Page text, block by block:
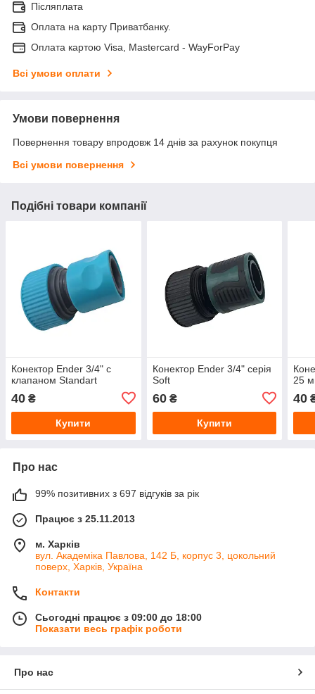
Післяплата
Оплата на карту Приватбанку.
Оплата картою Visa, Mastercard - WayForPay
Всі умови оплати
Умови повернення
Повернення товару впродовж 14 днів за рахунок покупця
Всі умови повернення
Подібні товари компанії
Конектор Ender 3/4" c
клапаном Standart
40 ₴
Купити
Конектор Ender 3/4" серія
Soft
60₴
Купити
25
40
Про нас
99% позитивних з 697 відгуків за рік
Працює з 25.11.2013
м. Харків
вул. Академіка Павлова, 142 Б, корпус 3, цокольний
поверх, Харків, Україна
Контакти
Сьогодні працює з 09:00 до 18:00
Показати весь графік роботи
Про нас